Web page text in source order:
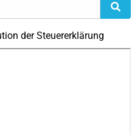
der Steuererklärung